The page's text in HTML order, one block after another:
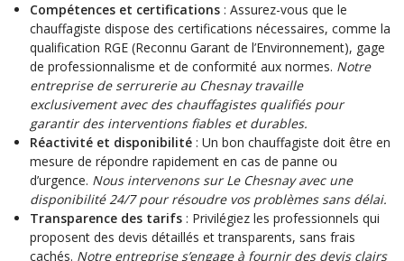
Compétences et certifications : Assurez-vous que le
chauffagiste dispose des certifications nécessaires, comme la
qualification RGE (Reconnu Garant de l’Environnement), gage
de professionnalisme et de conformité aux normes. Notre
entreprise de serrurerie au Chesnay travaille
exclusivement avec des chauffagistes qualifiés pour
garantir des interventions fiables et durables.
Réactivité et disponibilité : Un bon chauffagiste doit être en
mesure de répondre rapidement en cas de panne ou
d’urgence. Nous intervenons sur Le Chesnay avec une
disponibilité 24/7 pour résoudre vos problèmes sans délai.
Transparence des tarifs : Privilégiez les professionnels qui
proposent des devis détaillés et transparents, sans frais
cachés. Notre entreprise s’engage à fournir des devis clairs